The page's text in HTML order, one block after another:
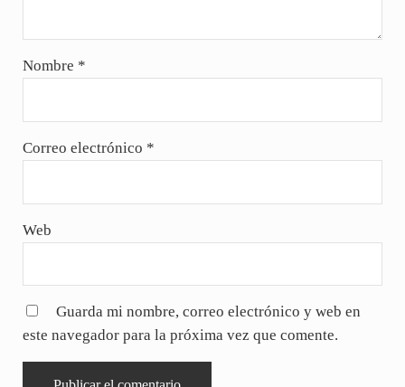
Nombre *
Correo electrónico *
Web
Guarda mi nombre, correo electrónico y web en
este navegador para la próxima vez que comente.